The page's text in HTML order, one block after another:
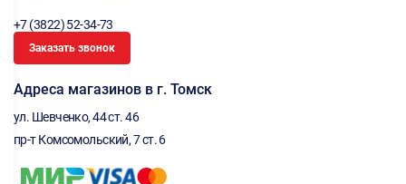
+7 (3822) 52-34-73
Заказать звонок
Адреса магазинов в г. Томск
ул. Шевченко, 44 ст. 46
пр-т Комсомольский, 7 ст. 6